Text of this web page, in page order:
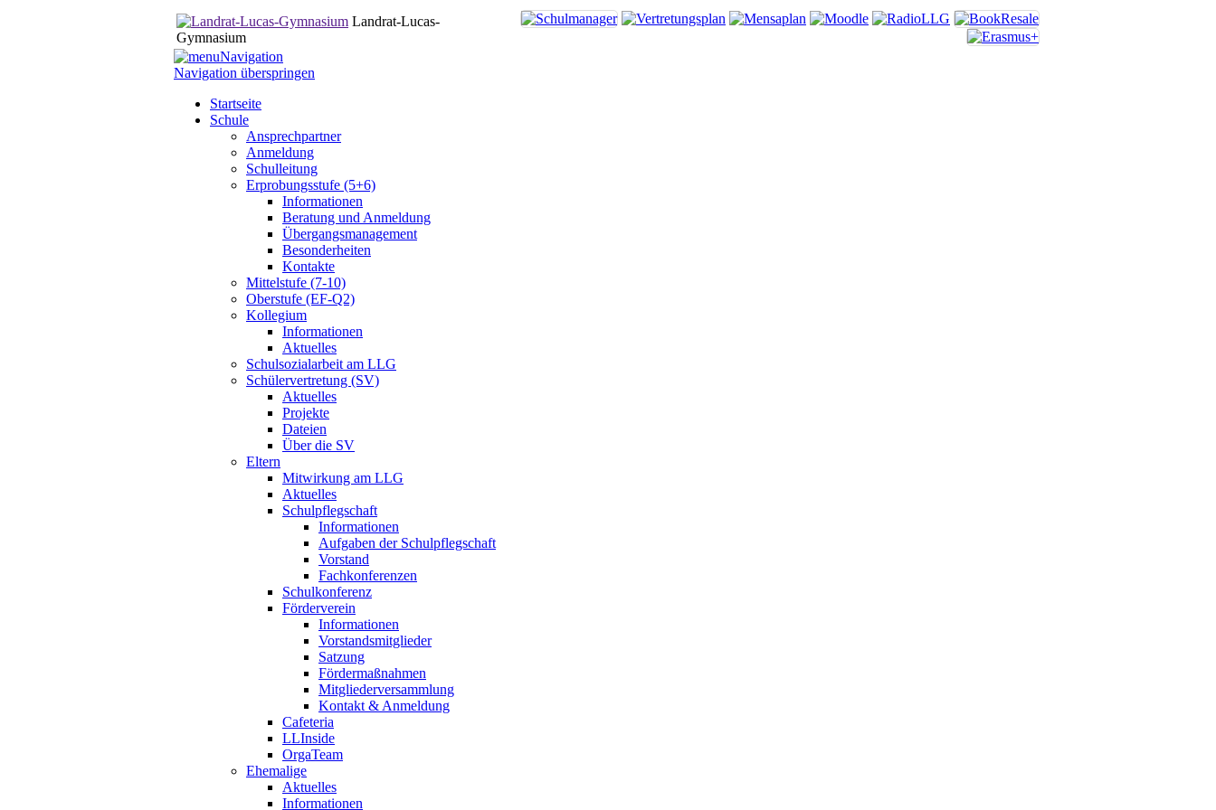
Landrat-Lucas-
Gymnasium
Navigation
Navigation überspringen
Startseite
Schule
Ansprechpartner
Anmeldung
Schulleitung
Erprobungsstufe (5+6)
Informationen
Beratung und Anmeldung
Übergangsmanagement
Besonderheiten
Kontakte
Mittelstufe (7-10)
Oberstufe (EF-Q2)
Kollegium
Informationen
Aktuelles
Schulsozialarbeit am LLG
Schülervertretung (SV)
Aktuelles
Projekte
Dateien
Über die SV
Eltern
Mitwirkung am LLG
Aktuelles
Schulpflegschaft
Informationen
Aufgaben der Schulpflegschaft
Vorstand
Fachkonferenzen
Schulkonferenz
Förderverein
Informationen
Vorstandsmitglieder
Satzung
Fördermaßnahmen
Mitgliederversammlung
Kontakt & Anmeldung
Cafeteria
LLInside
OrgaTeam
Ehemalige
Aktuelles
Informationen